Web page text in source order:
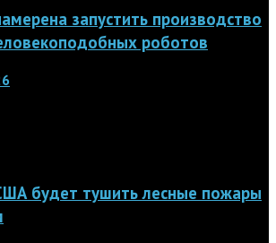
запустить производство
роботов
будет тушить лесные пожары